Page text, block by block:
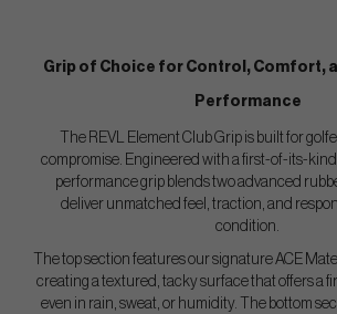
Grip of Choice for Control, Comfort,
Performance
The REVL Element Club Grip is built for
compromise. Engineered with a first-of-its-
performance grip blends two advanced
deliver unmatched feel, traction, and
condition.
The top section features our signature ACE
creating a textured, tacky surface that offers a
even in rain, sweat, or humidity. The bottom